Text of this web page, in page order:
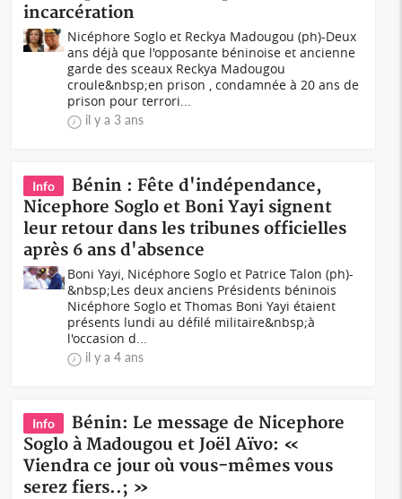
incarcération
Nicéphore Soglo et Reckya Madougou (ph)-Deux
ans déjà que l'opposante béninoise et ancienne
garde des sceaux Reckya Madougou
croule&nbsp;en prison , condamnée à 20 ans de
prison pour terrori...
il y a 3 ans
Info
Bénin : Fête d'indépendance,
Nicephore Soglo et Boni Yayi signent
leur retour dans les tribunes officielles
après 6 ans d'absence
Boni Yayi, Nicéphore Soglo et Patrice Talon (ph)-
&nbsp;Les deux anciens Présidents béninois
Nicéphore Soglo et Thomas Boni Yayi étaient
présents lundi au défilé militaire&nbsp;à
l'occasion d...
il y a 4 ans
Info
Bénin: Le message de Nicephore
Soglo à Madougou et Joël Aïvo: «
Viendra ce jour où vous-mêmes vous
serez fiers..; »